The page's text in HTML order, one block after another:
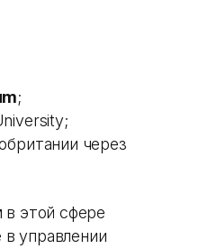
;
через
этой сфере
управлении